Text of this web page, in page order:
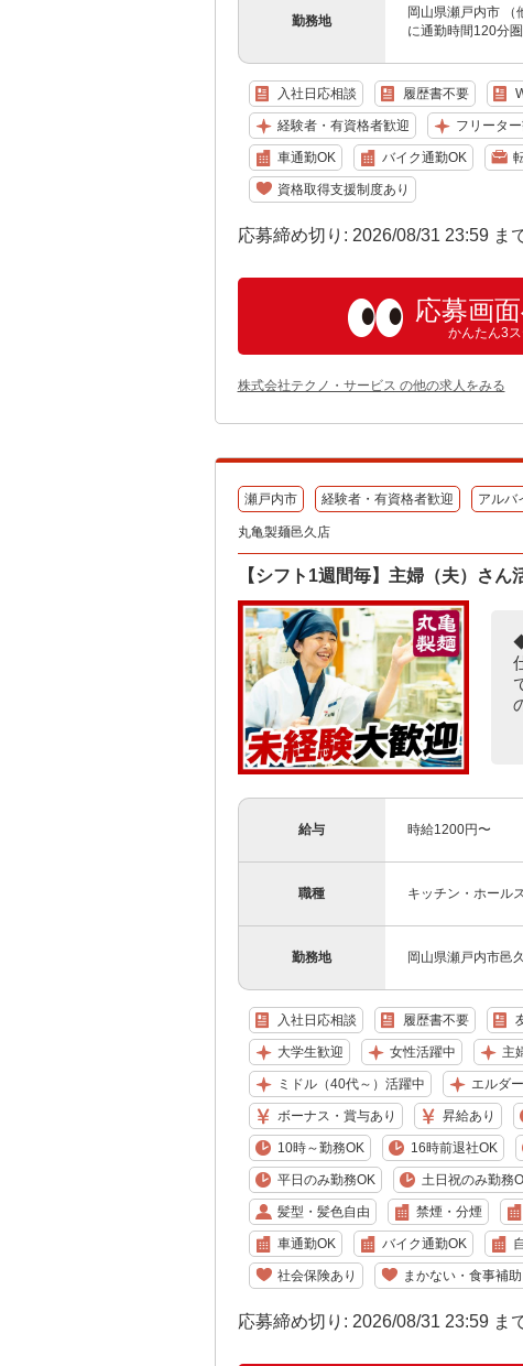
勤務地
岡山県瀬戸内市
に通勤時間120分
入社日応相談 履歴書不要
経験者・有資格者歓迎 フリータ
車通勤OK バイク通勤OK
資格取得支援制度あり
応募締め切り: 2026/08/31 23:59 ま
応募画
かんたん3ス
株式会社テクノ・サービス の他の求人をみる
瀬戸内市 経験者・有資格者歓迎 アルバ
丸亀製麺邑久店
【シフト1週間毎】主婦（夫）さ
給与 時給1200円〜
職種 キッチン・ホール
勤務地 岡山県瀬戸内市邑
入社日応相談 履歴書不要
大学生歓迎 女性活躍中 主
ミドル（40代～）活躍中 エルダ
ボーナス・賞与あり 昇給あり
10時～勤務OK 16時前退社OK
平日のみ勤務OK 土日祝のみ勤務
髪型・髪色自由 禁煙・分煙
車通勤OK バイク通勤OK
社会保険あり まかない・食事補助
応募締め切り: 2026/08/31 23:59 ま